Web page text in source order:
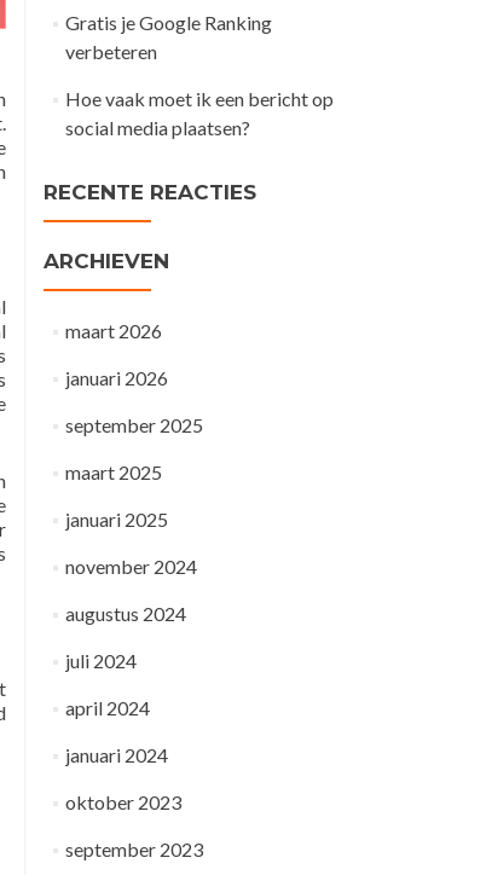
Gratis je Google Ranking
verbeteren
Hoe vaak moet ik een bericht op
social media plaatsen?
RECENTE REACTIES
ARCHIEVEN
maart 2026
januari 2026
september 2025
maart 2025
januari 2025
november 2024
augustus 2024
juli 2024
april 2024
januari 2024
oktober 2023
september 2023